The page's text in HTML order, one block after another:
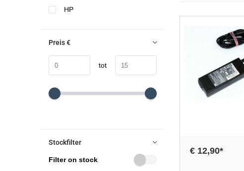
€ 12,90*
HP
Preis€
tot
Stockfilter
Filter on stock